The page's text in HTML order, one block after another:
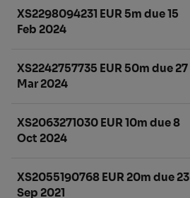
XS2298094231 EUR 5m due 15
Feb 2024
XS2242757735 EUR 50m due 27
Mar 2024
XS2063271030 EUR 10m due 8
Oct 2024
XS2055190768 EUR 20m due 23
Sep 2021